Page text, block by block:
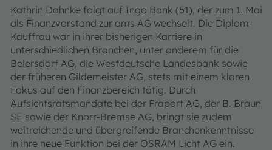
Kathrin Dahnke folgt auf Ingo Bank (51), der zum 1. Mai
als Finanzvorstand zur ams AG wechselt. Die Diplom-
Kauffrau war in ihrer bisherigen Karriere in
unterschiedlichen Branchen, unter anderem für die
Beiersdorf AG, die Westdeutsche Landesbank sowie
der früheren Gildemeister AG, stets mit einem klaren
Fokus auf den Finanzbereich tätig. Durch
Aufsichtsratsmandate bei der Fraport AG, der B. Braun
SE sowie der Knorr-Bremse AG, bringt sie zudem
weitreichende und übergreifende Branchenkenntnisse
in ihre neue Funktion bei der OSRAM Licht AG ein.